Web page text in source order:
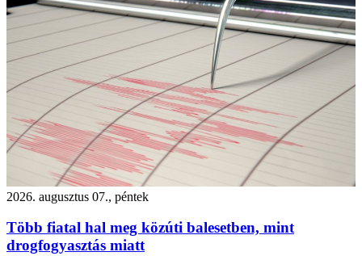
2026. augusztus 07., péntek
Több fiatal hal meg közúti balesetben, mint
drogfogyasztás miatt